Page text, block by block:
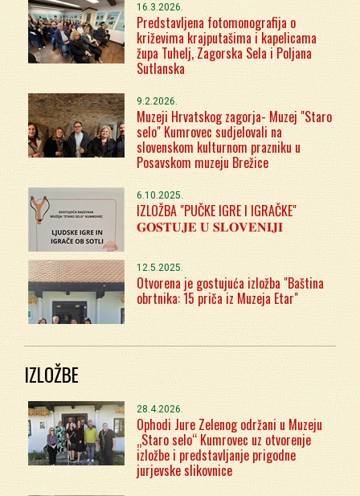
16.3.2026.
Predstavljena fotomonografija o
križevima krajputašima i kapelicama
župa Tuhelj, Zagorska Sela i Poljana
Sutlanska
9.2.2026.
Muzeji Hrvatskog zagorja- Muzej "Staro
selo" Kumrovec sudjelovali na
slovenskom kulturnom prazniku u
Posavskom muzeju Brežice
6.10.2025.
IZLOŽBA "PUČKE IGRE I IGRAČKE"
𝐆𝐎𝐒𝐓𝐔𝐉𝐄 𝐔 𝐒𝐋𝐎𝐕𝐄𝐍𝐈𝐉𝐈
12.5.2025.
Otvorena je gostujuća izložba "Baština
obrtnika: 15 priča iz Muzeja Etar"
IZLOŽBE
28.4.2026.
Ophodi Jure Zelenog održani u Muzeju
„Staro selo“ Kumrovec uz otvorenje
izložbe i predstavljanje prigodne
jurjevske slikovnice